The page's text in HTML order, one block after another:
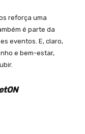
reforça uma
é parte da
eventos. E, claro,
e bem-estar,